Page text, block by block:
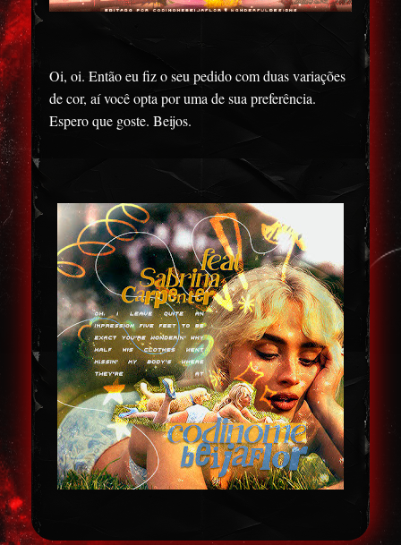
Oi, oi. Então eu fiz o seu pedido com duas variações
de cor, aí você opta por uma de sua preferência.
Espero que goste. Beijos.